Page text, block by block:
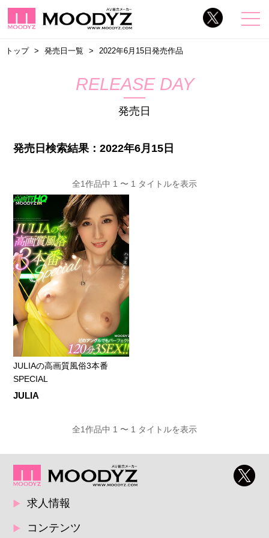
トップ 発売日一覧 2022年6月15日発売作品
RELEASE DAY
発売日
発売日検索結果：2022年6月15日
全1作品中 1 〜 1 タイトルを表示
JULIAの高画質風俗3本番
SPECIAL
JULIA
全1作品中 1 〜 1 タイトルを表示
求人情報
コンテンツ